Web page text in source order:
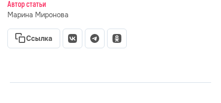
Автор статьи
Марина Миронова
Ссылка